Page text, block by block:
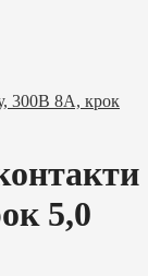
300В 8А, крок
5,0